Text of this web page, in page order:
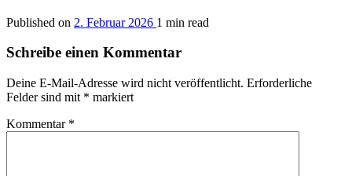
Published on 2. Februar 2026 1 min read
Schreibe einen Kommentar
Deine E-Mail-Adresse wird nicht veröffentlicht. Erforderliche
Felder sind mit * markiert
Kommentar *